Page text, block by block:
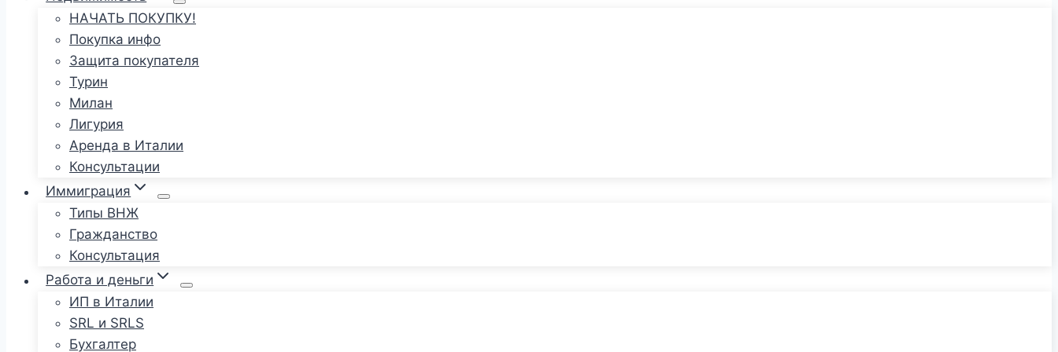
НАЧАТЬ ПОКУПКУ!
Покупка инфо
Защита покупателя
Турин
Милан
Лигурия
Аренда в Италии
Консультации
Иммиграция
Типы ВНЖ
Гражданство
Консультация
Работа и деньги
ИП в Италии
SRL и SRLS
Бухгалтер